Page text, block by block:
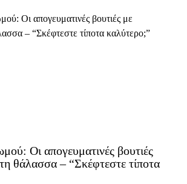
Οι απογευματινές βουτιές
θάλασσα – “Σκέφτεστε τίποτα